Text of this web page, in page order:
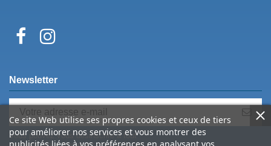
Ce site Web utilise ses propres cookies et ceux de tiers
pour améliorer nos services et vous montrer des
Newsletter
Vous pouvez vous désinscrire à tout